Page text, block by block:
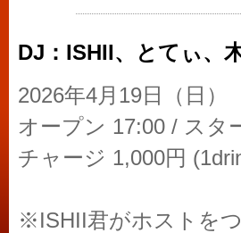
DJ：ISHII、とてぃ、
2026年4月19日（日）
オープン 17:00 / スタ
チャージ 1,000円
※ISHII君がホストを